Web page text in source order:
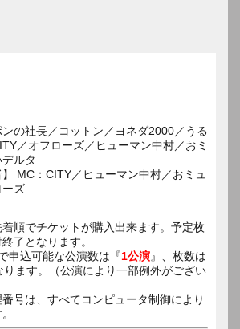
ンの社長／コットン／ヨネダ2000／うる
／オフローズ／ヒューマン中村／おミ
ルタ
】 MC：CITY／ヒューマン中村／おミュ
ーズ
着順でチケットが購入出来ます。予定枚
了となります。
申込可能な公演数は『1公演』、枚数は
ります。（公演により一部例外がござい
番号は、すべてコンピュータ制御により